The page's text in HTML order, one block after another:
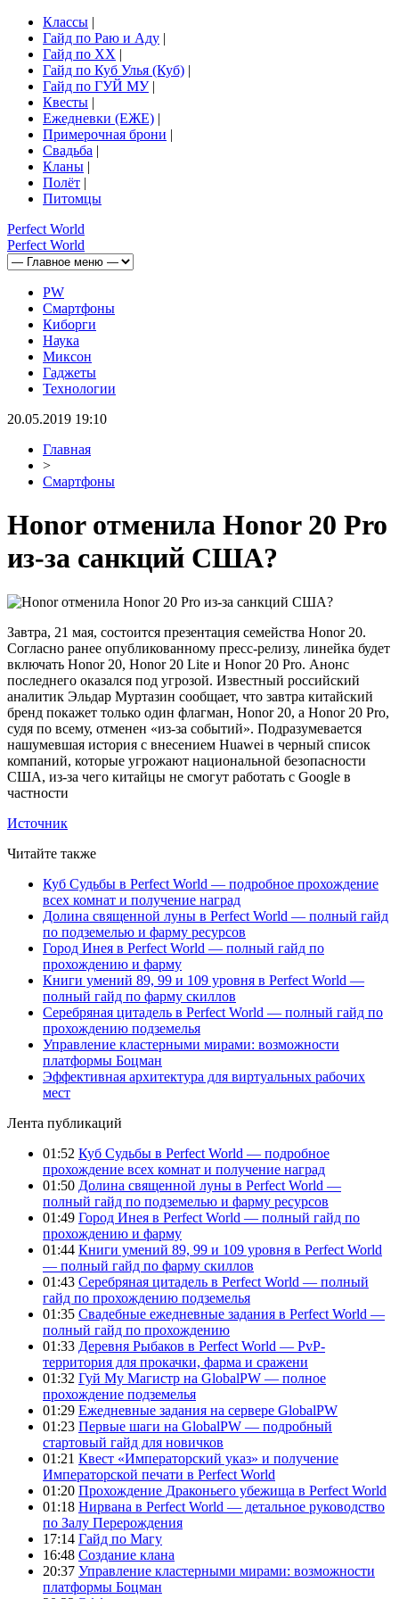
Классы |
Гайд по Раю и Аду |
Гайд по ХХ |
Гайд по Куб Улья (Куб) |
Гайд по ГУЙ МУ|
Квесты |
Ежедневки (ЕЖЕ) |
Примерочная брони |
Свадьба |
Кланы |
Полёт |
Питомцы
Perfect World
Perfect World
PW
Смартфоны
Киборги
Наука
Миксон
Гаджеты
Технологии
20.05.2019 19:10
Главная
>
Смартфоны
Honor отменила Honor 20 Pro
из-за санкций США?
Завтра, 21 мая, состоится презентация семейства Honor 20.
Согласно ранее опубликованному пресс-релизу, линейка будет
включать Honor 20, Honor 20 Lite и Honor 20 Pro. Анонс
последнего оказался под угрозой. Известный российский
аналитик Эльдар Муртазин сообщает, что завтра китайский
бренд покажет только один флагман, Honor 20, а Honor 20 Pro,
судя по всему, отменен «из-за событий». Подразумевается
нашумевшая история с внесением Huawei в черный список
компаний, которые угрожают национальной безопасности
США, из-за чего китайцы не смогут работать с Google в
частности
Источник
Читайте также
Куб Судьбы в Perfect World — подробное прохождение
всех комнат и получение наград
Долина священной луны в Perfect World — полный гайд
по подземелью и фарму ресурсов
Город Инея в Perfect World — полный гайд по
прохождению и фарму
Книги умений 89, 99 и 109 уровня в Perfect World —
полный гайд по фарму скиллов
Серебряная цитадель в Perfect World — полный гайд по
прохождению подземелья
Управление кластерными мирами: возможности
платформы Боцман
Эффективная архитектура для виртуальных рабочих
мест
Лента публикаций
01:52 Куб Судьбы в Perfect World — подробное
прохождение всех комнат и получение наград
01:50 Долина священной луны в Perfect World —
полный гайд по подземелью и фарму ресурсов
01:49 Город Инея в Perfect World — полный гайд по
прохождению и фарму
01:44 Книги умений 89, 99 и 109 уровня в Perfect World
— полный гайд по фарму скиллов
01:43 Серебряная цитадель в Perfect World — полный
гайд по прохождению подземелья
01:35 Свадебные ежедневные задания в Perfect World —
полный гайд по прохождению
01:33 Деревня Рыбаков в Perfect World — PvP-
территория для прокачки, фарма и сражени
01:32 Гуй Му Магистр на GlobalPW — полное
прохождение подземелья
01:29 Ежедневные задания на сервере GlobalPW
01:23 Первые шаги на GlobalPW — подробный
стартовый гайд для новичков
01:21 Квест «Императорский указ» и получение
Императорской печати в Perfect World
01:20 Прохождение Драконьего убежища в Perfect World
01:18 Нирвана в Perfect World — детальное руководство
по Залу Перерождения
17:14 Гайд по Магу
16:48 Создание клана
20:37 Управление кластерными мирами: возможности
платформы Боцман